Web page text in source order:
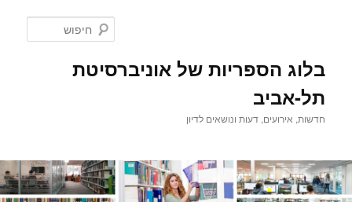
בלוג הספריות של אוניברסיטת
תל-אביב
חדשות, אירועים, דעות ונושאים לדיון